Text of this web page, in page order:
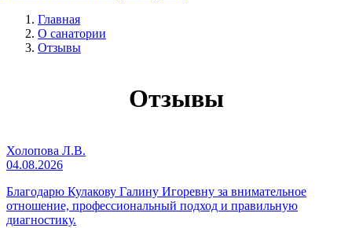
Главная
О санатории
Отзывы
Отзывы
Холопова Л.В.
04.08.2026
Благодарю Кулакову Галину Игоревну за внимательное
отношение, профессиональный подход и правильную
диагностику.